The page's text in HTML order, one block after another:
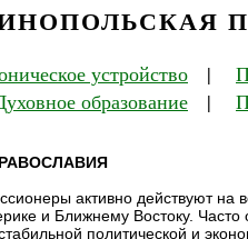
устройство |
образование |
активно действуют на
и Ближнему Востоку.
политической и